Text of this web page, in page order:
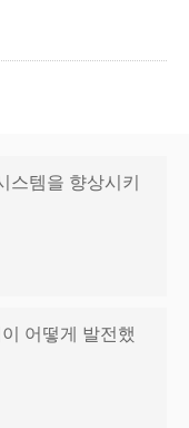
스템을 향상시키
어떻게 발전했